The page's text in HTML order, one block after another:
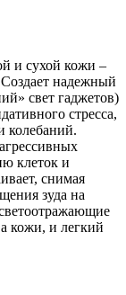
и сухой кожи –
надежный
свет гаджетов)
стресса,
колебаний.
клеток и
снимая
зуда на
кожи, и легкий